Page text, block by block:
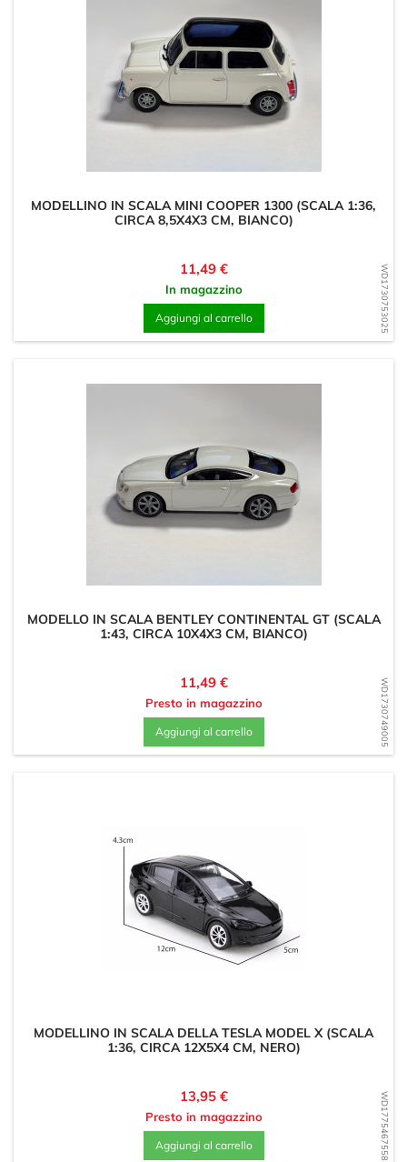
WD1730753025
MODELLINO IN SCALA MINI COOPER 1300 (SCALA 1:36,
CIRCA 8,5X4X3 CM, BIANCO)
Prezzo
11,49 €
In magazzino
Aggiungi al carrello
WD1730749005
MODELLO IN SCALA BENTLEY CONTINENTAL GT (SCALA
1:43, CIRCA 10X4X3 CM, BIANCO)
Prezzo
11,49 €
Presto in magazzino
Aggiungi al carrello
WD1775467558
MODELLINO IN SCALA DELLA TESLA MODEL X (SCALA
1:36, CIRCA 12X5X4 CM, NERO)
Prezzo
13,95 €
Presto in magazzino
Aggiungi al carrello